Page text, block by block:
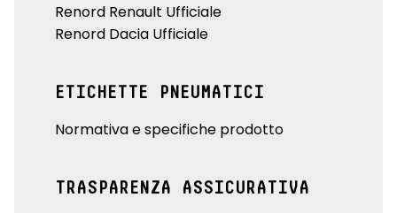
Renord Renault Ufficiale
Renord Dacia Ufficiale
ETICHETTE PNEUMATICI
Normativa e specifiche prodotto
TRASPARENZA ASSICURATIVA